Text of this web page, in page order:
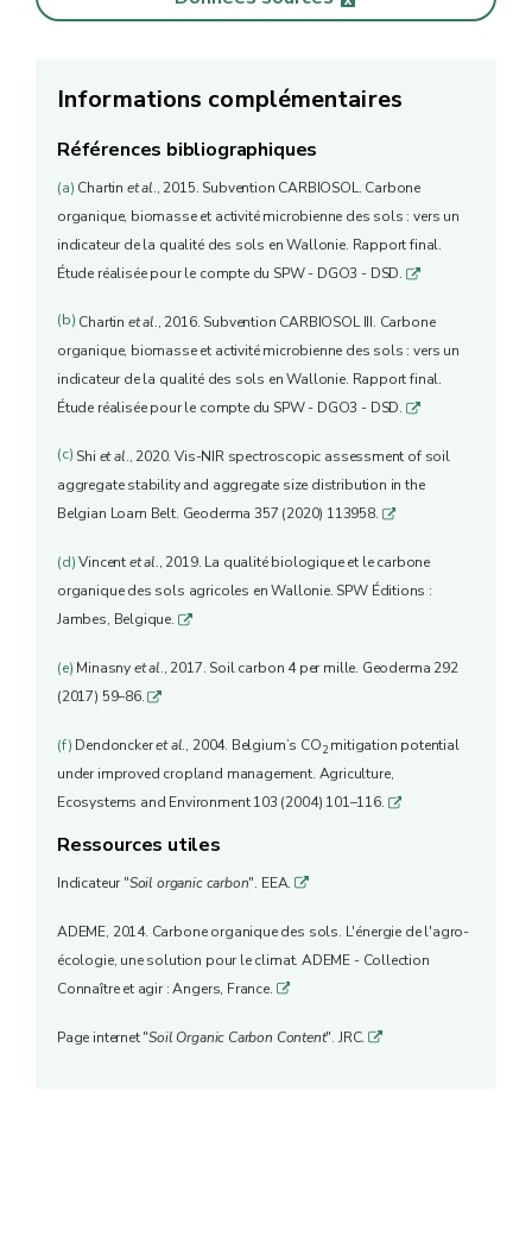
Informations complémentaires
Références bibliographiques
(a) Chartin et al., 2015. Subvention CARBIOSOL. Carbone
organique, biomasse et activité microbienne des sols : vers un
indicateur de la qualité des sols en Wallonie. Rapport final.
Étude réalisée pour le compte du SPW - DGO3 - DSD. q
(b) Chartin et al., 2016. Subvention CARBIOSOL III. Carbone
organique, biomasse et activité microbienne des sols : vers un
indicateur de la qualité des sols en Wallonie. Rapport final.
Étude réalisée pour le compte du SPW - DGO3 - DSD. q
(c) Shi et al., 2020. Vis-NIR spectroscopic assessment of soil
aggregate stability and aggregate size distribution in the
Belgian Loam Belt. Geoderma 357 (2020) 113958. q
(d)Vincentet al., 2019. La qualité biologique et le carbone
organique des sols agricoles en Wallonie. SPW Éditions :
Jambes, Belgique. q
(e) Minasnyet al., 2017. Soil carbon 4 per mille. Geoderma 292
(2017) 59–86.q
(f) Dendonckeret al., 2004. Belgium’s CO2mitigation potential
under improved cropland management. Agriculture,
Ecosystems and Environment 103 (2004) 101–116. q
Ressources utiles
Indicateur "Soil organic carbon". EEA. q
ADEME, 2014. Carbone organique des sols. L'énergie de l'agro-
écologie, une solution pour le climat. ADEME - Collection
Connaître et agir : Angers, France. q
Page internet "Soil Organic Carbon Content". JRC.q